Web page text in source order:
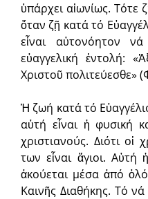
ὑπάρχει αἰωνίως. Τότε
ὅταν ζῇ κατά τό
εἶναι αὐτονόητον
εὐαγγελική ἐντολή:
Χριστοῦ πολιτεύεσθε»
Ἡ ζωή κατά τό
αὐτή εἶναι ἡ φυσική
χριστιανούς. Διότι οἱ
των εἶναι ἅγιοι. Αὐτή
ἀκούεται μέσα ἀπό
Καινῆς Διαθήκης. Τό